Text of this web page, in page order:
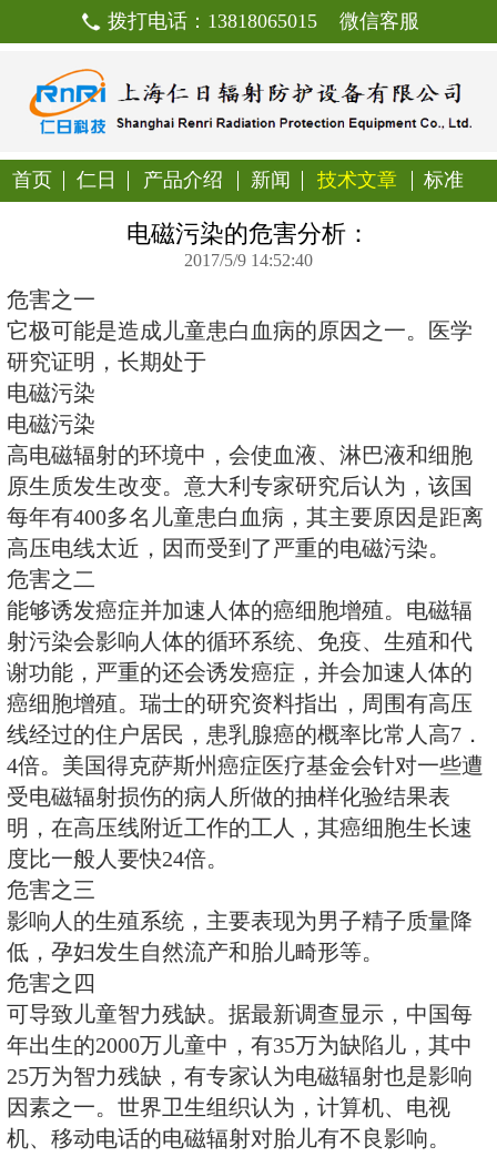
拨打电话：13818065015
产品介绍
电磁污染的危害分
危害之一
它极可能是造成儿童患白血病的原
研究证明，长期处于
电磁污染
电磁污染
高电磁辐射的环境中，会使血液、
原生质发生改变。意大利专家研究
每年有400多名儿童患白血病，其
高压电线太近，因而受到了严重的
危害之二
能够诱发癌症并加速人体的癌细胞
射污染会影响人体的循环系统、免
谢功能，严重的还会诱发癌症，并
癌细胞增殖。瑞士的研究资料指出
线经过的住户居民，患乳腺癌的概
4倍。美国得克萨斯州癌症医疗基
受电磁辐射损伤的病人所做的抽样